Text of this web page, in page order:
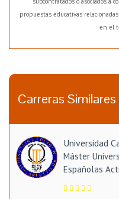
propuestas educativas
en el
Carreras Similares
Universidad
Máster
Españolas